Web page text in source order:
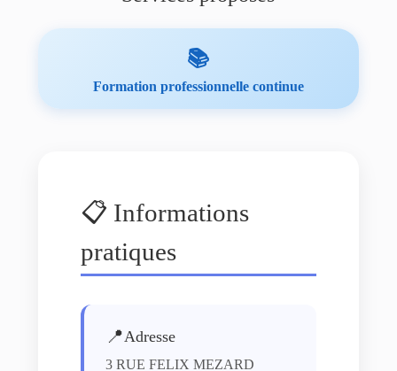
📚
Formation professionnelle continue
📋 Informations
pratiques
📍Adresse
3 RUE FELIX MEZARD